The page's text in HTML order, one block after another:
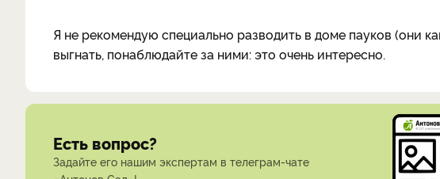
Я не рекомендую специально разводить в доме пауков (они
выгнать, понаблюдайте за ними: это очень интересно.
Есть вопрос?
Задайте его нашим экспертам в телеграм-чате